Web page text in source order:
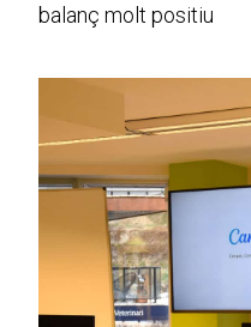
balanç molt positiu